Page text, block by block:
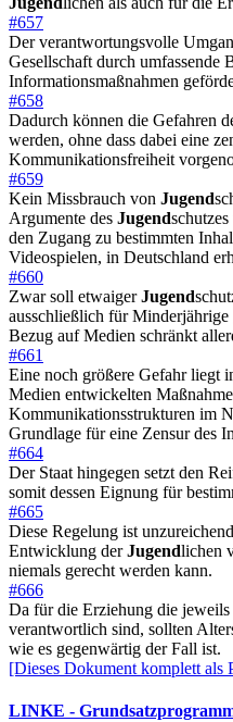
#657
Der verantwortungsvolle
Gesellschaft durch umfassende
Informationsmaßnahmen
#658
Dadurch können die Gefahren
werden, ohne dass dabei eine
Kommunikationsfreiheit
#659
Kein Missbrauch von Jugend
Argumente des Jugend
den Zugang zu bestimmten
Videospielen, in Deutschland
#660
Zwar soll etwaigerJugend
ausschließlich für Minderjährige
Bezug auf Medien schränkt
#661
Eine noch größere Gefahr liegt
Medien entwickelten
Kommunikationsstrukturen im
Grundlage für eine Zensur des
#664
Der Staat hingegen setzt den
somit dessen Eignung für
#665
Diese Regelung ist
Entwicklung derJugendlichen
niemals gerecht werden kann.
#666
Da für die Erziehung die jeweils
verantwortlich sind, sollten
wie es gegenwärtig der Fall ist.
[Dieses Dokument komplett als
LINKE -